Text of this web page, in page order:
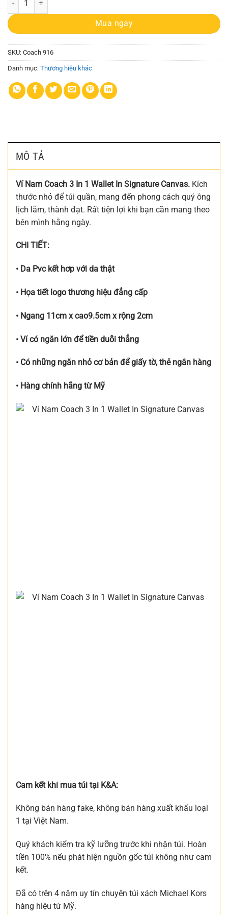
Mua ngay
SKU: Coach 916
Danh mục: Thương hiệu khác
MÔ TẢ
Ví Nam Coach 3 In 1 Wallet In Signature Canvas. Kích
thước nhỏ để túi quần, mang đến phong cách quý ông
lịch lãm, thành đạt. Rất tiện lợi khi bạn cần mang theo
bên mình hằng ngày.
CHI TIẾT:
• Da Pvc kết hơp với da thật
• Họa tiết logo thương hiệu đẳng cấp
• Ngang 11cm x cao9.5cm x rộng 2cm
• Ví có ngăn lớn để tiền duỗi thẳng
• Có những ngăn nhỏ cơ bản để giấy tờ, thẻ ngân hàng
• Hàng chính hãng từ Mỹ
Cam kết khi mua túi tại K&A:
Không bán hàng fake, không bán hàng xuất khẩu loại
1 tại Việt Nam.
Quý khách kiểm tra kỹ lưỡng trước khi nhận túi. Hoàn
tiền 100% nếu phát hiện nguồn gốc túi không như cam
kết.
Đã có trên 4 năm uy tín chuyên túi xách Michael Kors
hàng hiệu từ Mỹ.